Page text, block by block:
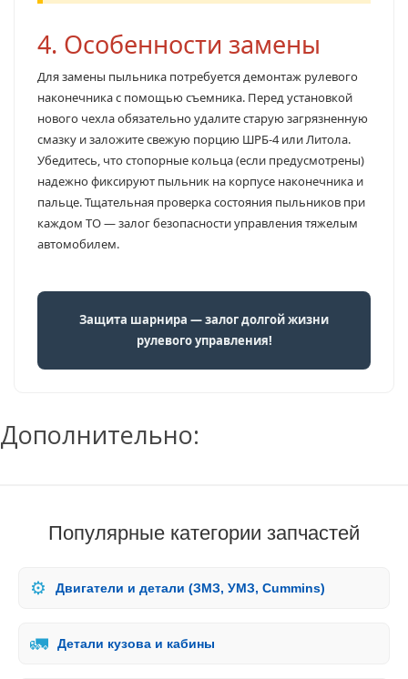
4. Особенности замены
Для замены пыльника потребуется демонтаж рулевого
наконечника с помощью съемника. Перед установкой
нового чехла обязательно удалите старую загрязненную
смазку и заложите свежую порцию ШРБ-4 или Литола.
Убедитесь, что стопорные кольца (если предусмотрены)
надежно фиксируют пыльник на корпусе наконечника и
пальце. Тщательная проверка состояния пыльников при
каждом ТО — залог безопасности управления тяжелым
автомобилем.
Защита шарнира — залог долгой жизни
рулевого управления!
Дополнительно:
Популярные категории запчастей
⚙️ Двигатели и детали (ЗМЗ, УМЗ, Cummins)
🚛 Детали кузова и кабины